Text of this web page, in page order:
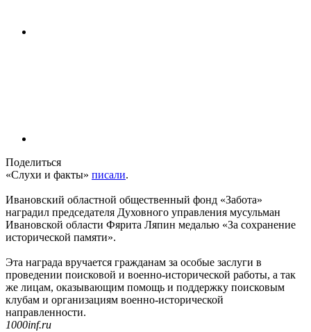
Поделиться
«Слухи и факты» писали.
Ивановский областной общественный фонд «Забота»
наградил председателя Духовного управления мусульман
Ивановской области Фярита Ляпин медалью «За сохранение
исторической памяти».
Эта награда вручается гражданам за особые заслуги в
проведении поисковой и военно-исторической работы, а так
же лицам, оказывающим помощь и поддержку поисковым
клубам и организациям военно-исторической
направленности.
1000inf.ru